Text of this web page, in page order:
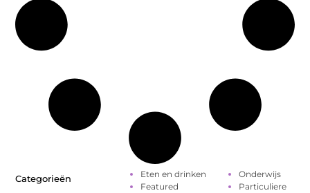
Categorieën
Eten en drinken
Featured
Onderwijs
Particuliere